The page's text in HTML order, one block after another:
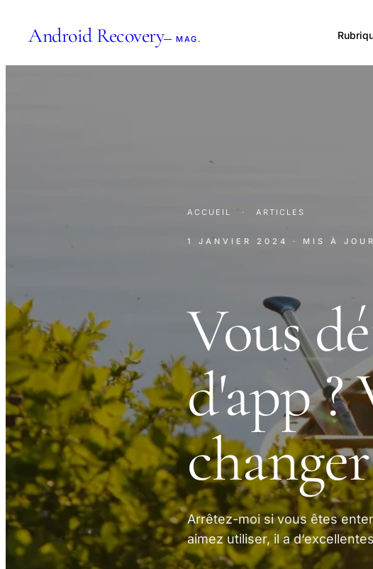
Android Recovery— MAG.
ACCUEIL · ARTICLES
1 JANVIER 2024 · MIS À
Vous
d'app
changer
Arrêtez-moi si vous êtes
aimez utiliser, il a